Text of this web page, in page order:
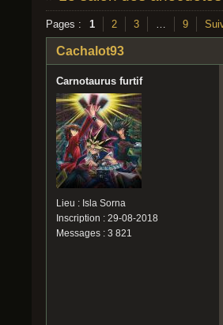
Pages : 1 2 3 … 9
Cachalot93
Carnotaurus furtif
Lieu : Isla Sorna
Inscription : 29-08-2018
Messages : 3 821